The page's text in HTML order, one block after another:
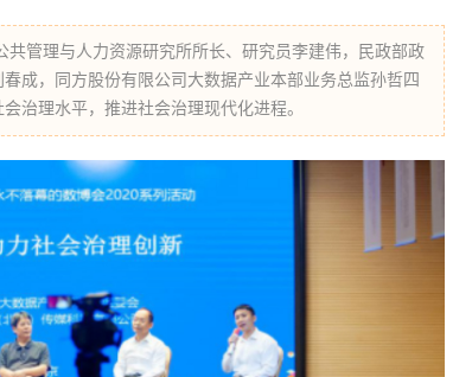
共管理与人力资源研究所所长、研究员李建伟，民政部政
成，同方股份有限公司大数据产业本部业务总监孙哲四
治理水平，推进社会治理现代化进程。